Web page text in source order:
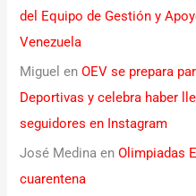
del Equipo de Gestión y
Venezuela
Miguel enOEV se prepara
Deportivas y celebra haber
seguidores en Instagram
José Medina enOlimpiadas
cuarentena